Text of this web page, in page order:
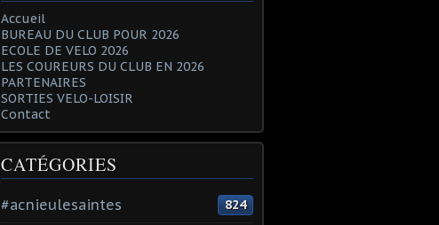
Accueil
BUREAU DU CLUB POUR 2026
ECOLE DE VELO 2026
LES COUREURS DU CLUB EN 2026
PARTENAIRES
SORTIES VELO-LOISIR
Contact
CATÉGORIES
#acnieulesaintes 824